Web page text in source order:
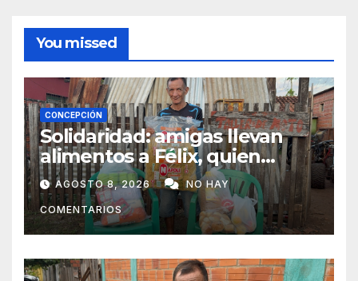
You missed
CONCEPCIÓN
Solidaridad: amigas llevan
alimentos a Félix, quien
ahora vende caramelos para
subsistir
AGOSTO 8, 2026 NO HAY
COMENTARIOS